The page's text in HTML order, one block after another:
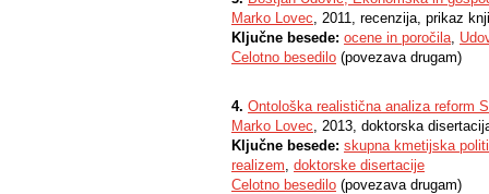
Marko Lovec, 2011, recenzija, prikaz
Ključne besede: ocene in poročila,
Celotno besedilo (povezava drugam)
4. Ontološka realistična analiza reform
Marko Lovec, 2013, doktorska
Ključne besede: skupna kmetijska
realizem, doktorske disertacije
Celotno besedilo (povezava drugam)